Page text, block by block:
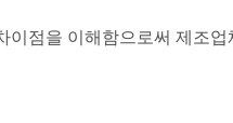
이점을 이해함으로써 제조